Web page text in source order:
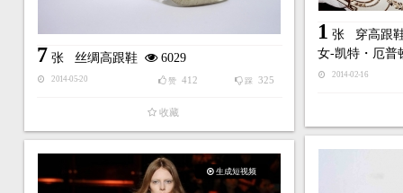
7 张 丝绸高跟鞋 6029
2014-05-20 踩 325
赞 412
收藏
1 张 穿高跟
女-凯特・厄普
2014-02-16
生成短视频